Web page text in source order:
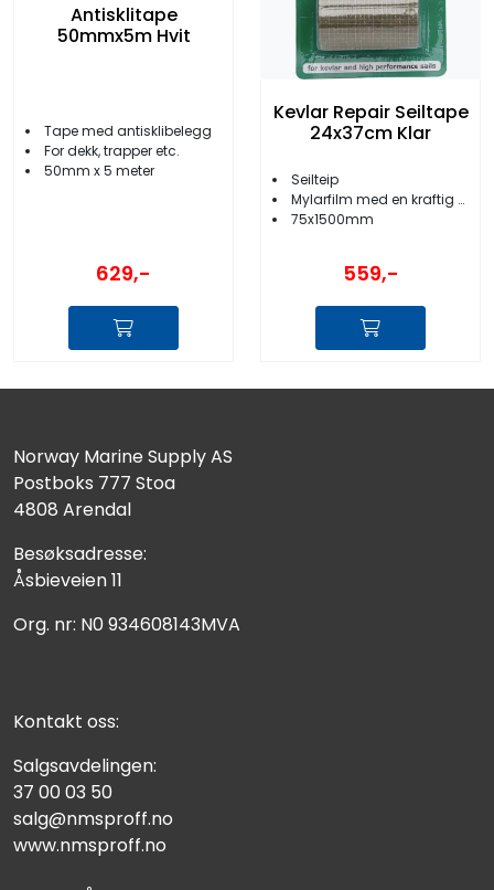
Antisklitape
50mmx5m Hvit
Tape med antisklibelegg
For dekk, trapper etc.
50mm x 5 meter
629,-
Kevlar Repair Seiltape
24x37cm Klar
Seilteip
Mylarfilm med en kraftig UV-motstandsdyktig acryl limflate
75x1500mm
559,-
Norway Marine Supply AS
Postboks 777 Stoa
4808 Arendal
Besøksadresse:
Åsbieveien 11
Org. nr: N0 934608143MVA
Kontakt oss:
Salgsavdelingen:
37 00 03 50
salg@nmsproff.no
www.nmsproff.no